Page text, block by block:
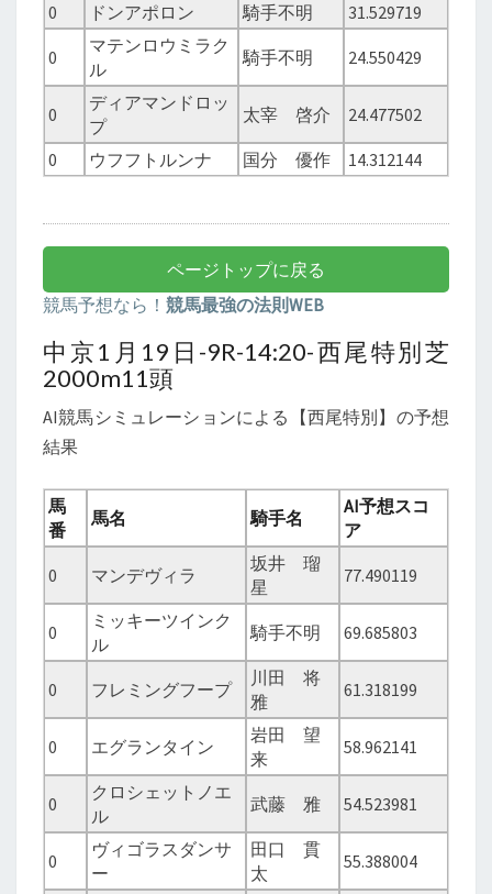
0
ドンアポロン 騎手不明 31.529719
0
マテンロウミラク
ル
騎手不明 24.550429
0
ディアマンドロッ
プ
太宰 啓介 24.477502
0 ウフフトルンナ 国分 優作 14.312144
ページトップに戻る
競馬予想なら！ 競馬最強の法則WEB
中京1月19日-9R-14:20-西尾特別芝
2000m11頭
AI競馬シミュレーションによる【西尾特別】の予想
結果
馬
番
馬名 騎手名
AI予想スコ
ア
0 マンデヴィラ
坂井 瑠
星
77.490119
0
ミッキーツインク
ル
騎手不明 69.685803
0 フレミングフープ
川田 将
雅
61.318199
0 エグランタイン
岩田 望
来
58.962141
0
クロシェットノエ
ル
武藤 雅 54.523981
0
ヴィゴラスダンサ
ー
田口 貫
太
55.388004